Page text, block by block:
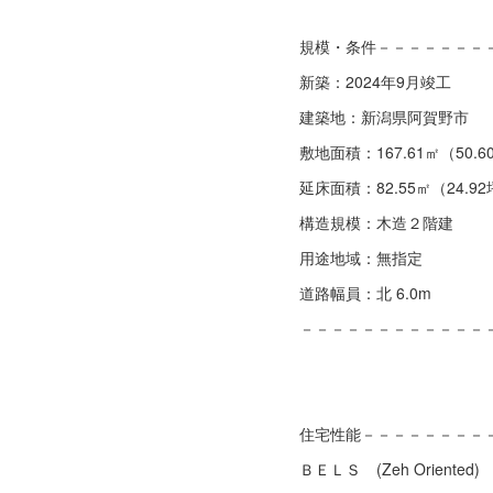
規模・条件－－－－－－－
新築：2024年9月竣工
建築地：新潟県阿賀野市
敷地面積：167.61㎡（50.60
延床面積：82.55㎡（24.92
構造規模：木造２階建
用途地域：無指定
道路幅員：北 6.0m
－－－－－－－－－－－－
住宅性能－－－－－－－－
ＢＥＬＳ (Zeh Oriented)